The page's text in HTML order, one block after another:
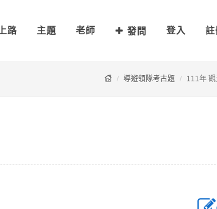
路 主題 老師 發問 登入 註
導遊領隊考古題 111年